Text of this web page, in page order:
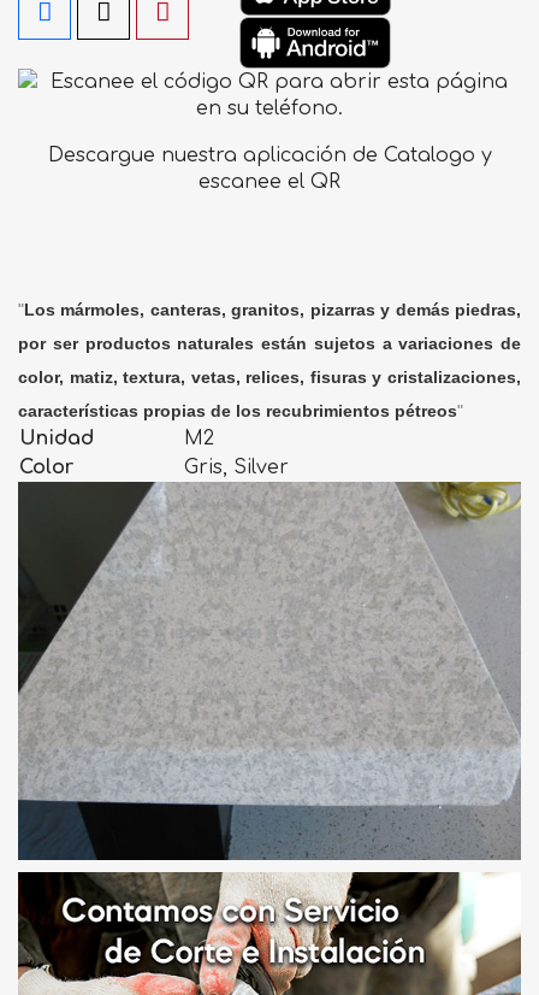
Descargue nuestra aplicación de Catalogo y
escanee el QR
"Los mármoles, canteras, granitos, pizarras y demás piedras,
por ser productos naturales están sujetos a variaciones de
color, matiz, textura, vetas, relices, fisuras y cristalizaciones,
características propias de los recubrimientos pétreos"
Unidad
M2
Color
Gris, Silver